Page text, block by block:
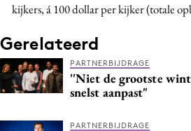
kijkers, á 100 dollar per kijker (totale
Gerelateerd
PARTNERBIJDRAGE
''Niet de grootste
snelst aanpast"
PARTNERBIJDRAGE